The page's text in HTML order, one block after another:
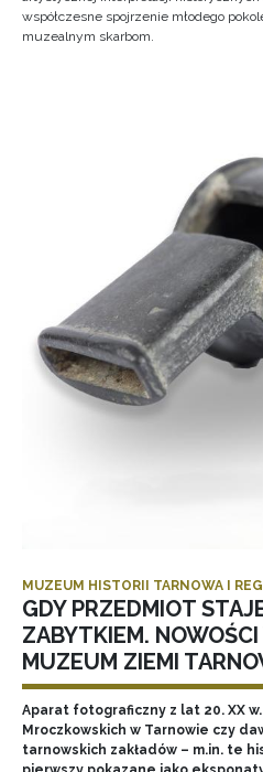
współczesne spojrzenie młodego
muzealnym skarbom.
MUZEUM HISTORII TARNOWA I
GDY PRZEDMIOT
ZABYTKIEM.
MUZEUM ZIEMI
Aparat fotograficzny z lat 20. XX
Mroczkowskich w Tarnowie czy
tarnowskich zakładów – m.in. te